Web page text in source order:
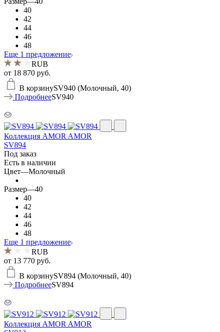
40
42
44
46
48
Еще 1 предложение
RUB
от 18 870 руб.
В корзинуSV940 (Молочный, 40)
ПодробнееSV940
Коллекция AMOR AMOR
SV894
Под заказ
Есть в наличии
Цвет—Молочный
Размер—40
40
42
44
46
48
Еще 1 предложение
RUB
от 13 770 руб.
В корзинуSV894 (Молочный, 40)
ПодробнееSV894
Коллекция AMOR AMOR